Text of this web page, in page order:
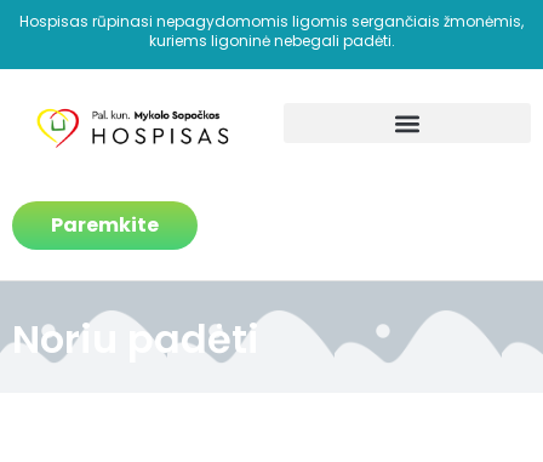
Hospisas rūpinasi nepagydomomis ligomis sergančiais žmonėmis,
kuriems ligoninė nebegali padėti.
Paremkite
Noriu padėti